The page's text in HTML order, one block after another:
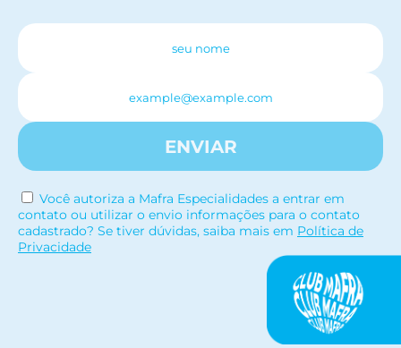
ENVIAR
Você autoriza a Mafra Especialidades a entrar em
contato ou utilizar o envio informações para o contato
cadastrado? Se tiver dúvidas, saiba mais em Política de
Privacidade